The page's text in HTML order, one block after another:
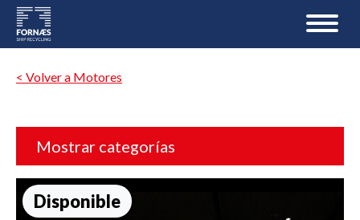
< Volver a Motores
Mostrar categorías
Disponible